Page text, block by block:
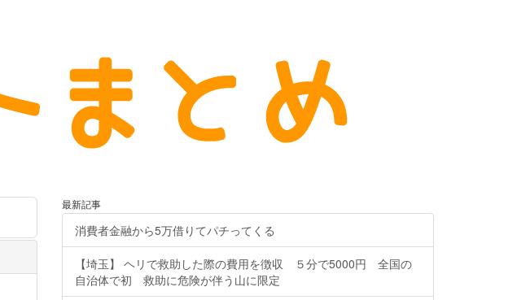
最新記事
消費者金融から5万借りてパチってくる
【埼玉】 ヘリで救助した際の費用を徴収 ５分で5000円 全国の
自治体で初 救助に危険が伴う山に限定